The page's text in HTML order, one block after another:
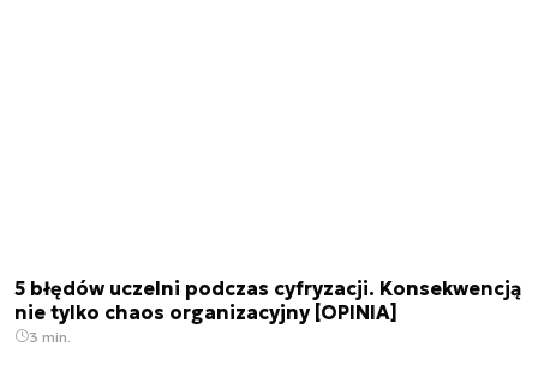
5 błędów uczelni podczas cyfryzacji. Konsekwencją
nie tylko chaos organizacyjny [OPINIA]
3 min.